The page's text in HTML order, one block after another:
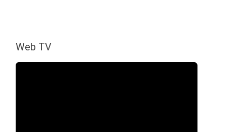
Web TV